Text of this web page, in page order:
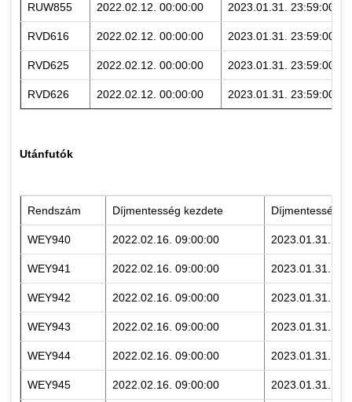
RUW855 2022.02.12. 00:00:00 2023.01.31. 23:59:00
RVD616 2022.02.12. 00:00:00 2023.01.31. 23:59:00
RVD625 2022.02.12. 00:00:00 2023.01.31. 23:59:00
RVD626 2022.02.12. 00:00:00 2023.01.31. 23:59:00
Utánfutók
Rendszám Díjmentesség kezdete Díjmentesség
WEY940 2022.02.16. 09:00:00 2023.01.31.
WEY941 2022.02.16. 09:00:00 2023.01.31.
WEY942 2022.02.16. 09:00:00 2023.01.31.
WEY943 2022.02.16. 09:00:00 2023.01.31.
WEY944 2022.02.16. 09:00:00 2023.01.31.
WEY945 2022.02.16. 09:00:00 2023.01.31.